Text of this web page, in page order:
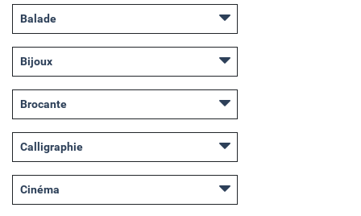
Balade
Bijoux
Brocante
Calligraphie
Cinéma